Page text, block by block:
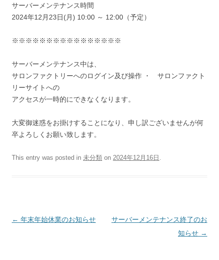
サーバーメンテナンス時間
2024年12月23日(月) 10:00 ～ 12:00（予定）
※※※※※※※※※※※※※※※※
サーバーメンテナンス中は、
サロンファクトリーへのログイン及び操作 ・ サロンファクト
リーサイトへの
アクセスが一時的にできなくなります。
大変御迷惑をお掛けすることになり、申し訳ございませんが何
卒よろしくお願い致します。
This entry was posted in 未分類 on 2024年12月16日 .
Post navigation
← 年末年始休業のお知らせ
サーバーメンテナンス終了のお
知らせ →